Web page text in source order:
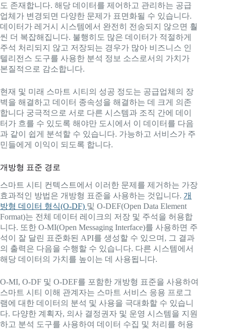
도 존재합니다. 해당 데이터를 제어하고 관리하는 공급
업체가 변경되면 다양한 문제가 표면화될 수 있습니다.
데이터가 레거시 시스템에서 완전히 전송되지 않으면 훨
씬 더 복잡해집니다. 불행히도 많은 데이터가 적절하게
주석 처리되지 않고 저장되는 경우가 많아 비즈니스 인
텔리전스 도구를 사용한 분석 정보 소스로서의 가치가
본질적으로 감소합니다.
현재 및 미래 스마트 시티의 성공 정도는 공급업체의 장
벽을 해결하고 데이터 종속성을 해결하는 데 크게 의존
합니다 궁극적으로 서로 다른 시스템과 조직 간에 데이
터가 흐를 수 있도록 해야만 도시에서 이 데이터를 다음
과 같이 쉽게 분석할 수 있습니다. 가능하고 서비스가 주
민들에게 이익이 되도록 합니다.
개방형 표준 경로
스마트 시티 컨텍스트에서 이러한 문제를 제거하는 가장
효과적인 방법은 개방형 표준을 사용하는 것입니다. 개
방형 데이터 형식(O-DF) 및 O-DEF(Open Data Element
Format)는 전체 데이터 레이크의 저장 및 주석을 허용합
니다. 또한 O-MI(Open Messaging Interface)를 사용하면 주
석이 잘 달린 표준화된 API를 생성할 수 있으며, 그 결과
의 출력은 다음을 수행할 수 있습니다. 다른 시스템에서
해당 데이터의 가치를 높이는 데 사용됩니다.
O-MI, O-DF 및 O-DEF를 포함한 개방형 표준을 사용하여
스마트 시티 이해 관계자는 스마트 서비스 응용 프로그
램에 대한 데이터의 분석 및 사용을 극대화할 수 있습니
다. 다양한 계획자, 의사 결정권자 및 운영 시스템을 지원
하고 분석 도구를 사용하여 데이터 수집 및 처리를 허용